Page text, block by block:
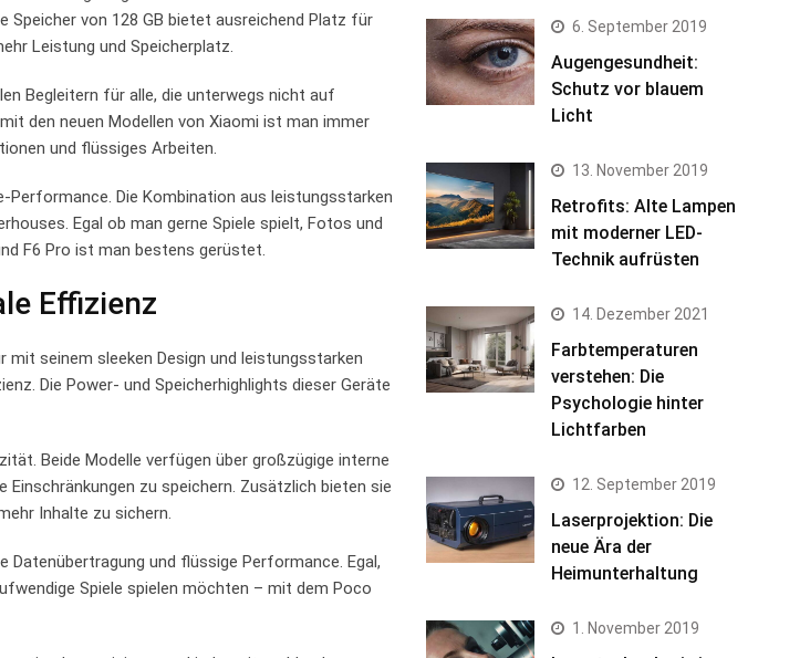
Speicher von 128 GB bietet ausreichend Platz für
Leistung und Speicherplatz.
Begleitern für alle, die unterwegs nicht auf
den neuen Modellen von Xiaomi ist man immer
und flüssiges Arbeiten.
Die Kombination aus leistungsstarken
Egal ob man gerne Spiele spielt, Fotos und
F6 Pro ist man bestens gerüstet.
Effizienz
seinem sleeken Design und leistungsstarken
Die Power- und Speicherhighlights dieser Geräte
Beide Modelle verfügen über großzügige interne
Einschränkungen zu speichern. Zusätzlich bieten sie
Inhalte zu sichern.
und flüssige Performance. Egal,
Spiele spielen möchten – mit dem Poco
6. September 2019
Augengesundheit:
Schutz vor blauem
Licht
13. November 2019
Retrofits: Alte Lampen
mit moderner LED-
Technik aufrüsten
14. Dezember 2021
Farbtemperaturen
verstehen: Die
Psychologie hinter
Lichtfarben
12. September 2019
Laserprojektion: Die
neue Ära der
Heimunterhaltung
1. November 2019